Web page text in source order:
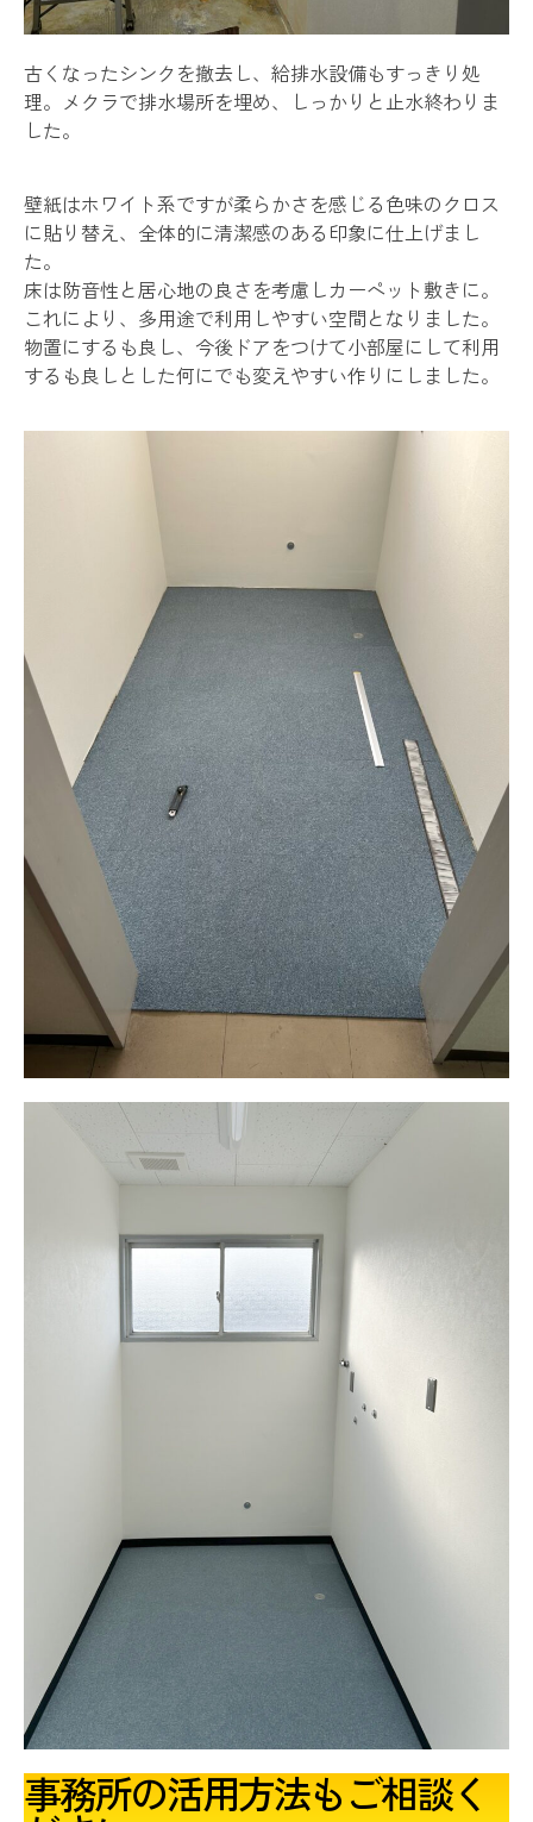
古くなったシンクを撤去し、給排水設備もすっきり処
理。メクラで排水場所を埋め、しっかりと止水終わりま
した。
壁紙はホワイト系ですが柔らかさを感じる色味のクロス
に貼り替え、全体的に清潔感のある印象に仕上げまし
た。
床は防音性と居心地の良さを考慮しカーペット敷きに。
これにより、多用途で利用しやすい空間となりました。
物置にするも良し、今後ドアをつけて小部屋にして利用
するも良しとした何にでも変えやすい作りにしました。
事務所の活用方法もご相談く